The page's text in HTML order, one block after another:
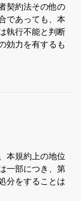
契約法その他の
であっても、本
執行不能と判断
効力を有するも
本規約上の地位
一部につき、第
分をすることは